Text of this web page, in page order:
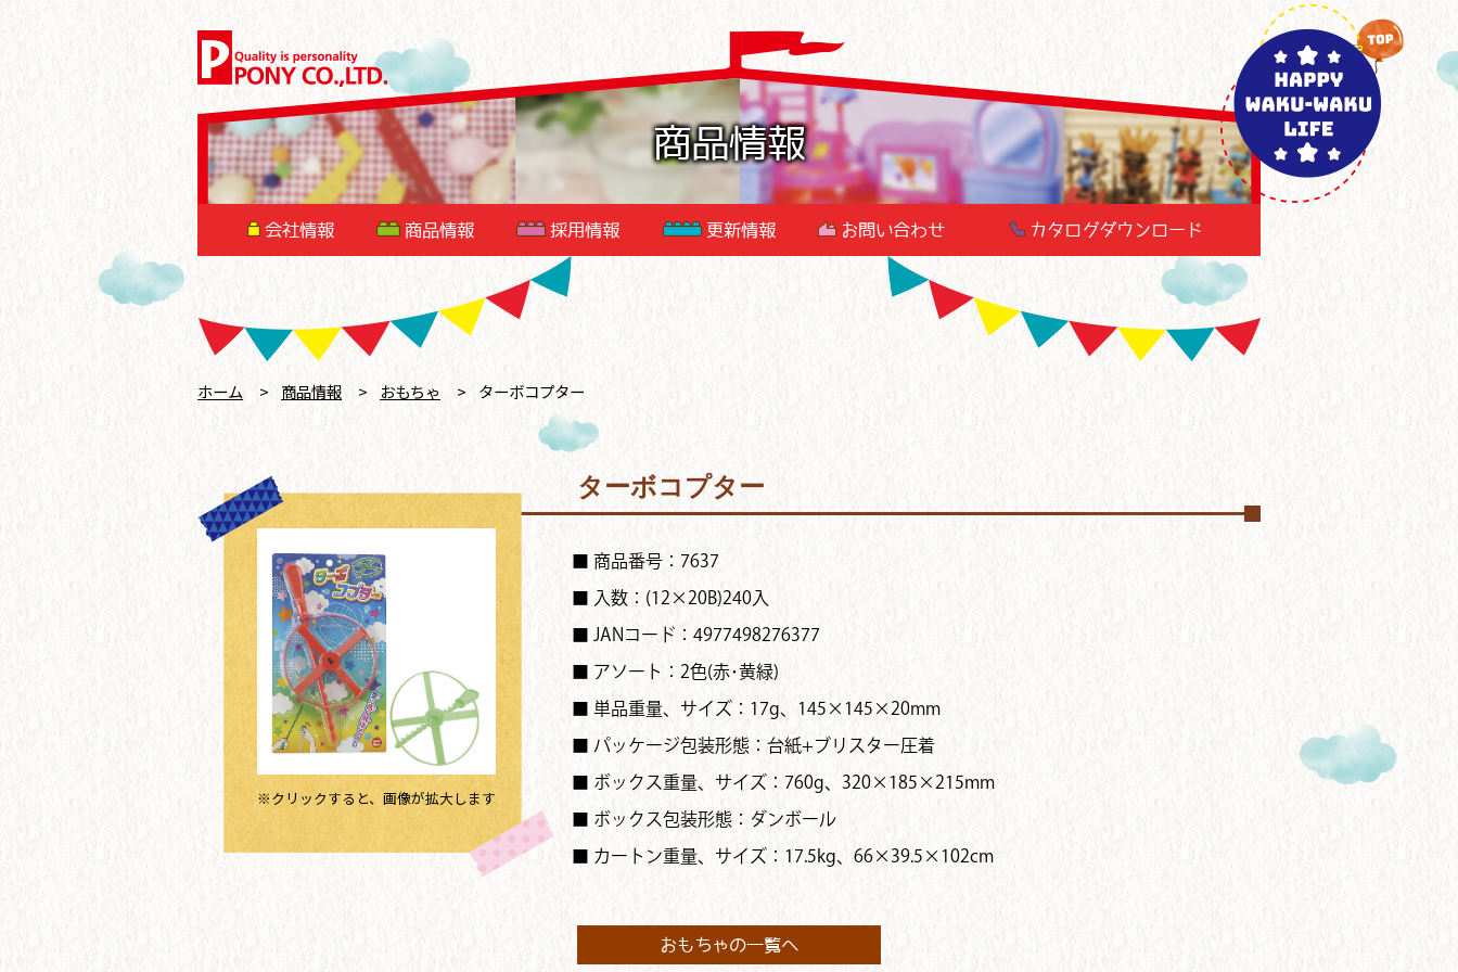
商品情報
会社情報 商品情報 採用情報 更新情報 お問い合わせ カタログダウンロード
ホーム > 商品情報 > おもちゃ > ターボコプター
ターボコプター
※クリックすると、画像が拡大します
■ 商品番号：7637
■ 入数：(12×20B)240入
■ JANコード：4977498276377
■ アソート：2色(赤･黄緑)
■ 単品重量、サイズ：17g、145×145×20mm
■ パッケージ包装形態：台紙+ブリスター圧着
■ ボックス重量、サイズ：760g、320×185×215mm
■ ボックス包装形態：ダンボール
■ カートン重量、サイズ：17.5kg、66×39.5×102cm
おもちゃの一覧へ